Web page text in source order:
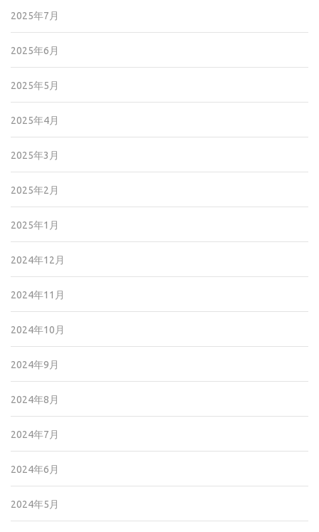
2025年7月
2025年6月
2025年5月
2025年4月
2025年3月
2025年2月
2025年1月
2024年12月
2024年11月
2024年10月
2024年9月
2024年8月
2024年7月
2024年6月
2024年5月